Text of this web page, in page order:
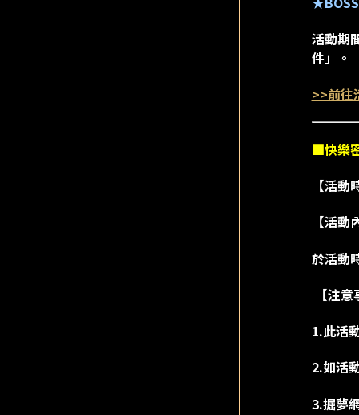
活動期
件」。
>>前往
■快樂
【活
【活動
於活動
【注
1.此活
2.如活
3.掘夢